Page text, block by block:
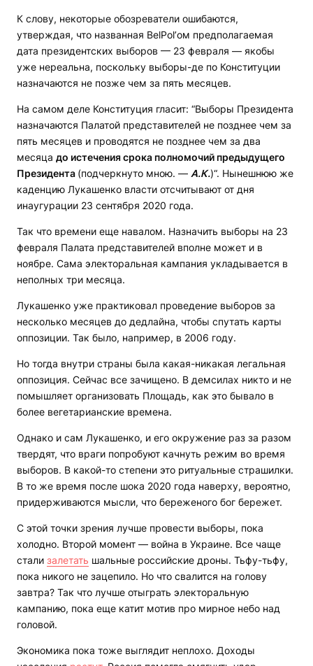
К слову, некоторые обозреватели ошибаются,
утверждая, что названная BelPol’ом предполагаемая
дата президентских выборов — 23 февраля — якобы
уже нереальна, поскольку выборы-де по Конституции
назначаются не позже чем за пять месяцев.
На самом деле Конституция гласит: “Выборы Президента
назначаются Палатой представителей не позднее чем за
пять месяцев и проводятся не позднее чем за два
месяца до истечения срока полномочий предыдущего
Президента (подчеркнуто мною. — А.К.)“. Нынешнюю же
каденцию Лукашенко власти отсчитывают от дня
инаугурации 23 сентября 2020 года.
Так что времени еще навалом. Назначить выборы на 23
февраля Палата представителей вполне может и в
ноябре. Сама электоральная кампания укладывается в
неполных три месяца.
Лукашенко уже практиковал проведение выборов за
несколько месяцев до дедлайна, чтобы спутать карты
оппозиции. Так было, например, в 2006 году.
Но тогда внутри страны была какая-никакая легальная
оппозиция. Сейчас все зачищено. В демсилах никто и не
помышляет организовать Площадь, как это бывало в
более вегетарианские времена.
Однако и сам Лукашенко, и его окружение раз за разом
твердят, что враги попробуют качнуть режим во время
выборов. В какой-то степени это ритуальные страшилки.
В то же время после шока 2020 года наверху, вероятно,
придерживаются мысли, что береженого бог бережет.
С этой точки зрения лучше провести выборы, пока
холодно. Второй момент — война в Украине. Все чаще
стали залетать шальные российские дроны. Тьфу-тьфу,
пока никого не зацепило. Но что свалится на голову
завтра? Так что лучше отыграть электоральную
кампанию, пока еще катит мотив про мирное небо над
головой.
Экономика пока тоже выглядит неплохо. Доходы